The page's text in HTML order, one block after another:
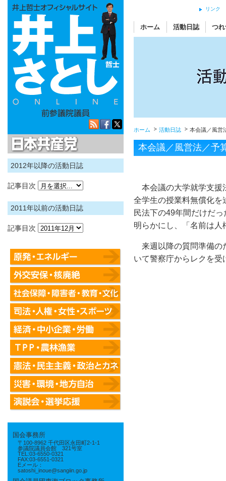
2012年以降の活動日誌
記事目次
2011年以前の活動日誌
記事目次
国会事務所
〒100-8962 千代田区永田町2-1-1
参議院議員会館 321号室
TEL:03-6550-0321
FAX:03-6551-0321
Eメール：
satoshi_inoue@sangiin.go.jp
リンク
ホーム 活動日誌 つ
ホーム 活動日誌 本会議／風営
本会議／風営法／予
本会議の大学就学支援
全学生の授業料無償化を
民法下の49年間だけだ
明らかにし、「名前は
来週以降の質問準備の
いて警察庁からレクを受